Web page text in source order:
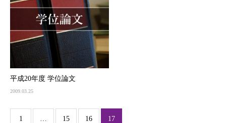
平成20年度 学位論文
2009.03.25
1 … 15 16 17